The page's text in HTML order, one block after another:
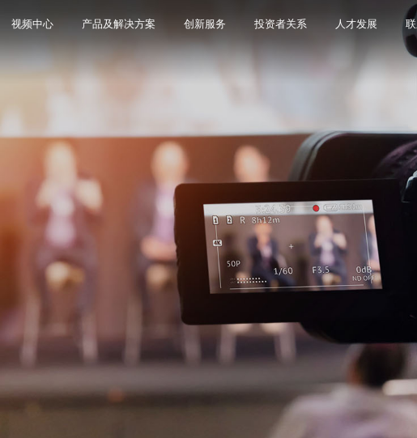
视频中心 产品及解决方案 创新服务 投资者关系 人才发展